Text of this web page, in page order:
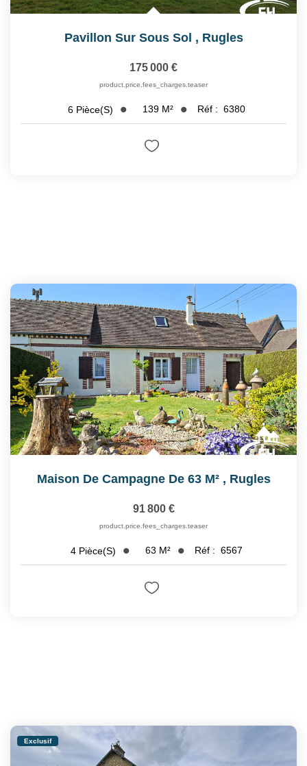
Pavillon Sur Sous Sol , Rugles
175 000 €
product.price.fees_charges.teaser
6 Pièce(s) 139 M² Réf : 6380
Maison De Campagne De 63 M² , Rugles
91 800 €
product.price.fees_charges.teaser
4 Pièce(s) 63 M² Réf : 6567
Exclusif